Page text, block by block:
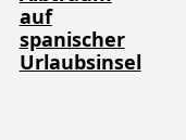
auf
spanischer
Urlaubsinsel